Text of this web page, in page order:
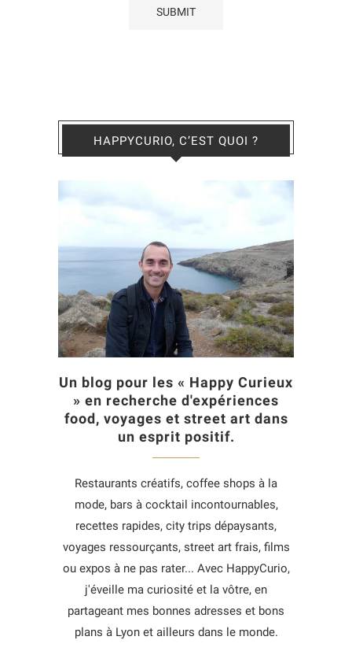
HAPPYCURIO, C’EST QUOI ?
Un blog pour les « Happy Curieux
» en recherche d'expériences
food, voyages et street art dans
un esprit positif.
Restaurants créatifs, coffee shops à la
mode, bars à cocktail incontournables,
recettes rapides, city trips dépaysants,
voyages ressourçants, street art frais, films
ou expos à ne pas rater... Avec HappyCurio,
j'éveille ma curiosité et la vôtre, en
partageant mes bonnes adresses et bons
plans à Lyon et ailleurs dans le monde.